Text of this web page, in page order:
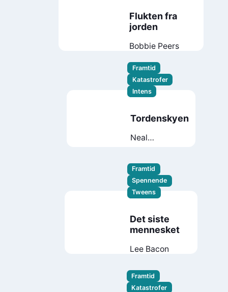
Flukten fra
jorden
Bobbie Peers
Framtid
Katastrofer
Intens
Tordenskyen
Neal
Framtid
Spennende
Tweens
Det siste
mennesket
Lee Bacon
Framtid
Katastrofer